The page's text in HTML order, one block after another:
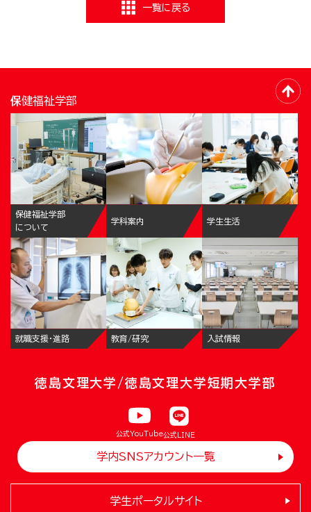
一覧に戻る
保健福祉学部
保健福祉学部
について
学科案内 学生生活
就職支援・進路 教育/研究 入試情報
徳島文理大学/徳島文理大学短期大学部
公式YouTube公式LINE
学内SNSアカウント一覧
学生ポータルサイト